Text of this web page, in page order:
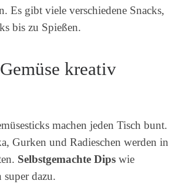
Es gibt viele verschiedene Snacks,
bis zu Spießen.
kreativ
machen jeden Tisch bunt.
Gurken und Radieschen werden in
Selbstgemachte Dips wie
super dazu.